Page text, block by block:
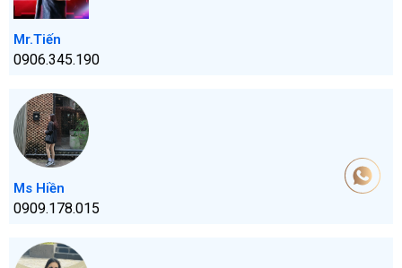
Mr.Tiến
0906.345.190
Ms Hiền
0909.178.015